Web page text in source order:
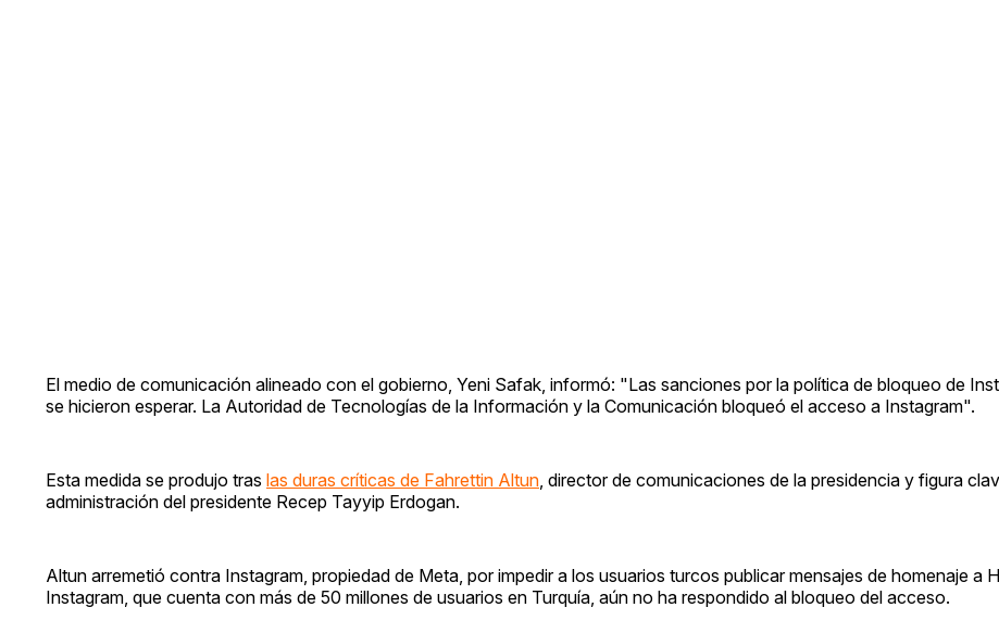
El medio de comunicación alineado con el gobierno, Yeni Safak, informó: "Las sanciones por la política de bloqueo de
se hicieron esperar. La Autoridad de Tecnologías de la Información y la Comunicación bloqueó el acceso a Instagram".
Esta medida se produjo tras las duras críticas de Fahrettin Altun , director de comunicaciones de la presidencia y figura
administración del presidente Recep Tayyip Erdogan.
Altun arremetió contra Instagram, propiedad de Meta, por impedir a los usuarios turcos publicar mensajes de homenaje a
Instagram, que cuenta con más de 50 millones de usuarios en Turquía, aún no ha respondido al bloqueo del acceso.